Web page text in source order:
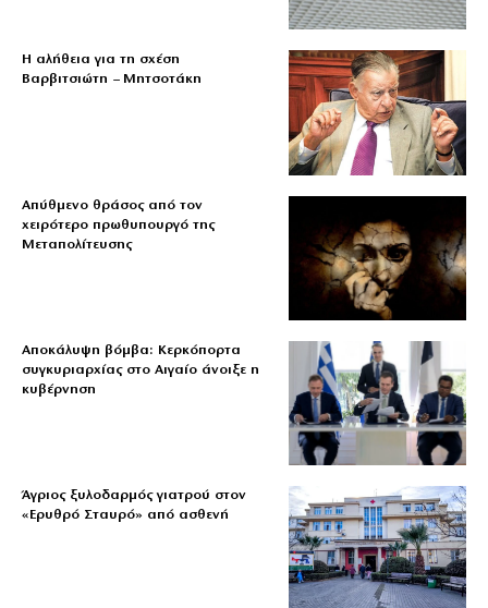
Η αλήθεια για τη σχέση
Βαρβιτσιώτη – Μητσοτάκη
Απύθμενο θράσος από τον
χειρότερο πρωθυπουργό της
Μεταπολίτευσης
Αποκάλυψη βόμβα: Κερκόπορτα
συγκυριαρχίας στο Αιγαίο άνοιξε η
κυβέρνηση
Άγριος ξυλοδαρμός γιατρού στον
«Ερυθρό Σταυρό» από ασθενή